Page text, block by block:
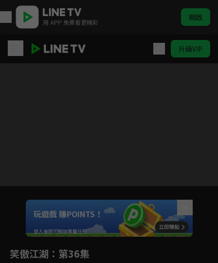
用 APP 免費看更精彩 開啟
升級VIP
Unmute
如有不便請見諒
玩遊戲 賺POINTS！
登入後即可解鎖專屬任務
笑傲江湖 ：第36集